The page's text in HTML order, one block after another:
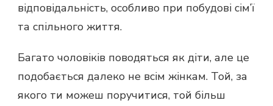
відповідальність, особливо при побудові сім’ї
та спільного життя.
Багато чоловіків поводяться як діти, але це
подобається далеко не всім жінкам. Той, за
якого ти можеш поручитися, той більш